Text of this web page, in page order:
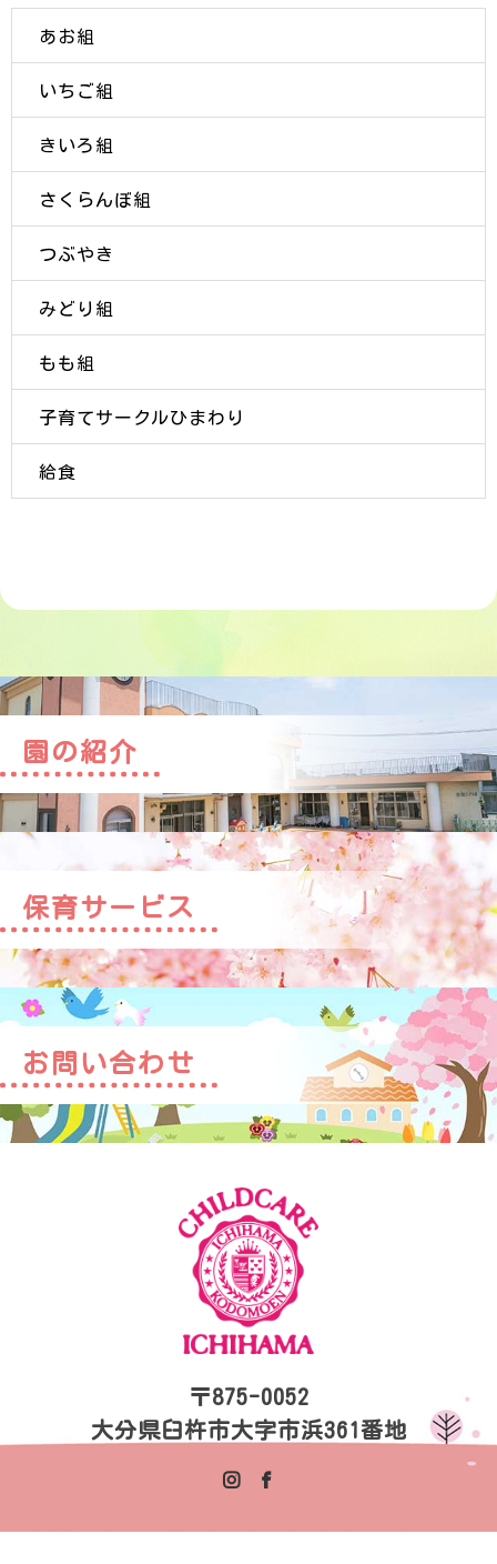
あお組
いちご組
きいろ組
さくらんぼ組
つぶやき
みどり組
もも組
子育てサークルひまわり
給食
園の紹介
保育サービス
お問い合わせ
〒875-0052
大分県臼杵市大字市浜361番地